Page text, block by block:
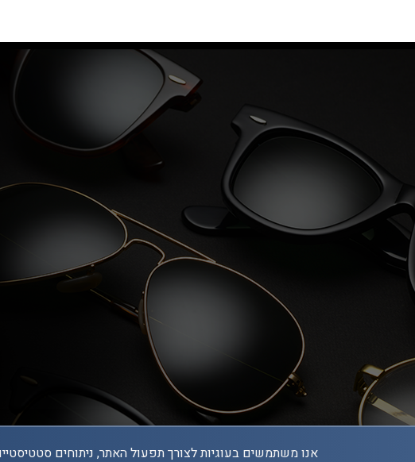
אנו משתמשים בעוגיות לצורך תפעול האתר, ניתוחים